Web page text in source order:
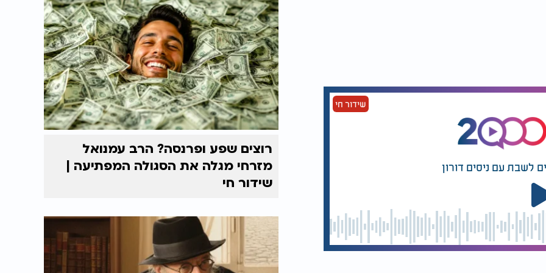
גם לאמץ את נר ההשראה שהשאירו לנו, את
של אלו שהיו מוכנים למסור נפשם לא רק
שידור חי
לשבת עם ניסים דורון
רוצים שפע ופרנסה? הרב עמנואל
מזרחי מגלה את הסגולה המפתיעה |
שידור חי